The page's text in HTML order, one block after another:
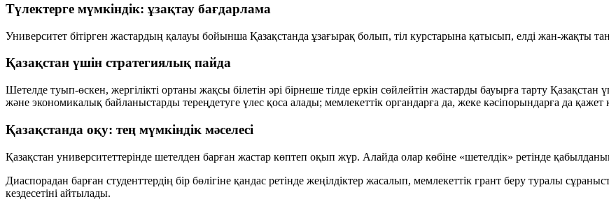
Түлектерге мүмкіндік: ұзақтау бағдарлама
Университет бітірген жастардың қалауы бойынша Қазақстанда ұзағырақ болып, тіл курстарына қатысып, елді жан-жақты
Қазақстан үшін стратегиялық пайда
Шетелде туып-өскен, жергілікті ортаны жақсы білетін әрі бірнеше тілде еркін сөйлейтін жастарды бауырға тарту
және экономикалық байланыстарды тереңдетуге үлес қоса алады; мемлекеттік органдарға да, жеке кәсіпорындарға да
Қазақстанда оқу: тең мүмкіндік мәселесі
Қазақстан университеттерінде шетелден барған жастар көптеп оқып жүр. Алайда олар көбіне «шетелдік» ретінде
Диаспорадан барған студенттердің бір бөлігіне қандас ретінде жеңілдіктер жасалып, мемлекеттік грант беру туралы
кездесетіні айтылады.